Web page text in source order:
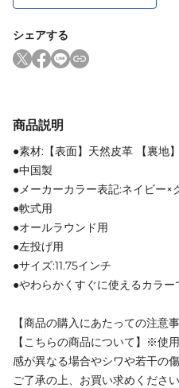
シェアする
商品説明
●素材:【表面】天然皮革 【裏地
●中国製
●メーカーカラー表記:ネイビー×
●軟式用
●オールラウンド用
●左投げ用
●サイズ:11.75インチ
●やわらかくすぐに使えるカラ
【商品の購入にあたっての注意事
【こちらの商品について】※使
感が異なる場合やシワや若干の
ご了承の上、お買い求めください